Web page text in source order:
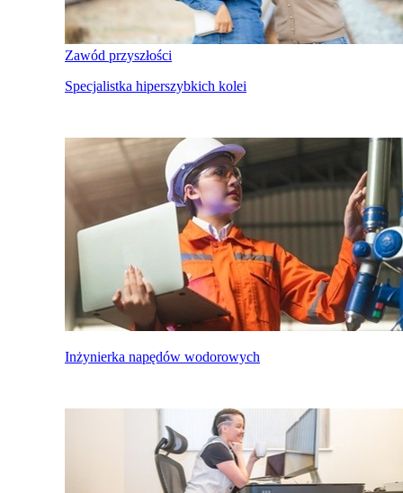
Zawód przyszłości
Specjalistka hiperszybkich kolei
Inżynierka napędów wodorowych